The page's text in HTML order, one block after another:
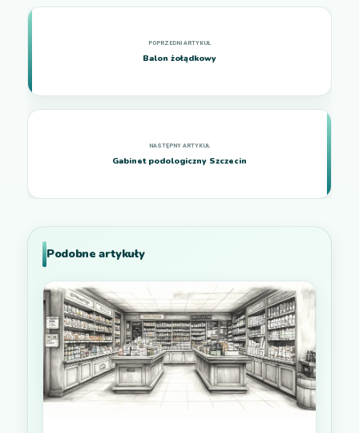
Balon żołądkowy
Gabinet podologiczny Szczecin
Podobne artykuły